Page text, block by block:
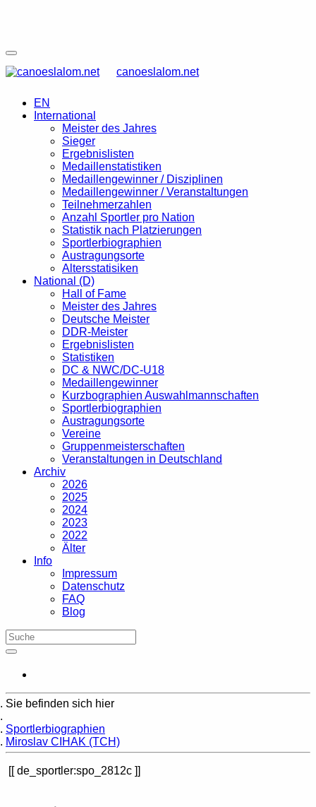
canoeslalom.net
EN
International
Meister des Jahres
Sieger
Ergebnislisten
Medaillenstatistiken
Medaillengewinner / Disziplinen
Medaillengewinner / Veranstaltungen
Teilnehmerzahlen
Anzahl Sportler pro Nation
Statistik nach Platzierungen
Sportlerbiographien
Austragungsorte
Altersstatisiken
National (D)
Hall of Fame
Meister des Jahres
Deutsche Meister
DDR-Meister
Ergebnislisten
Statistiken
DC & NWC/DC-U18
Medaillengewinner
Kurzbographien Auswahlmannschaften
Sportlerbiographien
Austragungsorte
Vereine
Gruppenmeisterschaften
Veranstaltungen in Deutschland
Archiv
2026
2025
2024
2023
2022
Älter
Info
Impressum
Datenschutz
FAQ
Blog
Sie befinden sich hier
Sportlerbiographien
Miroslav CIHAK (TCH)
de_sportler:spo_2812c